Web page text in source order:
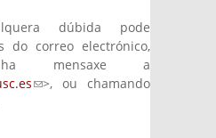
dúbida pode
do correo electrónico,
mensaxe a
(link sends e-mail)
>, ou chamando